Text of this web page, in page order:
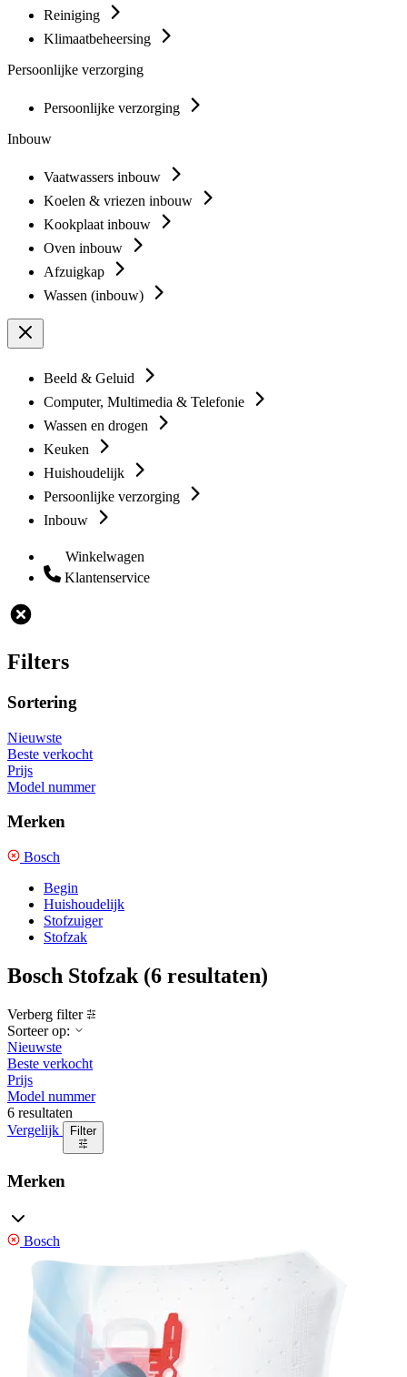
Reiniging
Klimaatbeheersing
Persoonlijke verzorging
Persoonlijke verzorging
Inbouw
Vaatwassers inbouw
Koelen & vriezen inbouw
Kookplaat inbouw
Oven inbouw
Afzuigkap
Wassen (inbouw)
Beeld & Geluid
Computer, Multimedia & Telefonie
Wassen en drogen
Keuken
Huishoudelijk
Persoonlijke verzorging
Inbouw
Winkelwagen
Klantenservice
Filters
Sortering
Nieuwste
Beste verkocht
Prijs
Model nummer
Merken
Bosch
Begin
Huishoudelijk
Stofzuiger
Stofzak
Bosch Stofzak (6 resultaten)
Verberg filter
Sorteer op:
Nieuwste
Beste verkocht
Prijs
Model nummer
6 resultaten
Vergelijk
Filter
Merken
Bosch